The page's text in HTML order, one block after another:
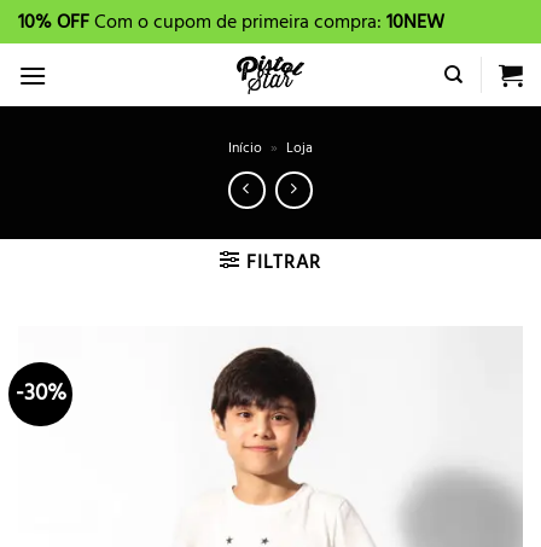
Skip
to
content
10% OFFCom o cupom de primeira compra:10NEW
Início » Loja
FILTRAR
-30%